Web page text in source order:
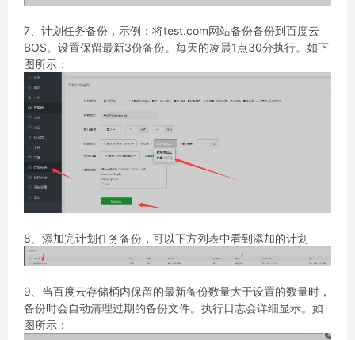
7、计划任务备份，示例：将test.com网站备份备份到百度云
BOS。设置保留最新3份备份。每天的凌晨1点30分执行。如下
图所示：
8、添加完计划任务备份，可以下方列表中看到添加的计划
9、当百度云存储桶内保留的最新备份数量大于设置的数量时，
备份时会自动清理过期的备份文件。执行日志会详细显示。如
图所示：